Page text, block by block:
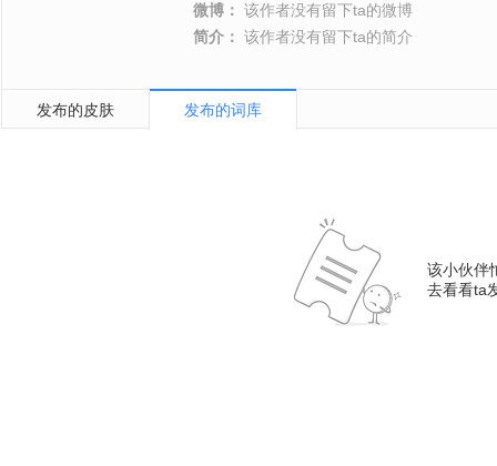
微博： 该作者没有留下ta的微博
简介： 该作者没有留下ta的简介
发布的皮肤 发布的词库
该小伙伴
去看看ta